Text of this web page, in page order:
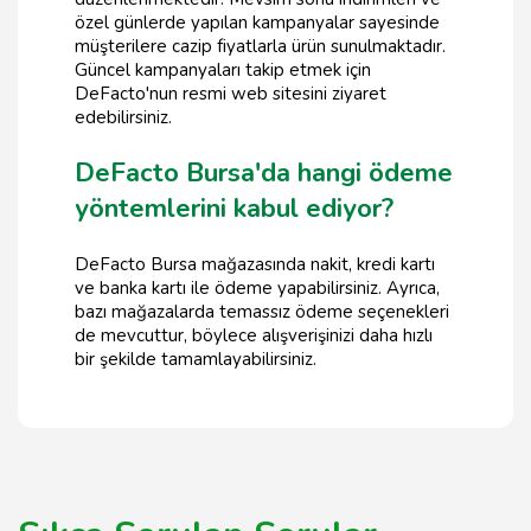
özel günlerde yapılan kampanyalar sayesinde
müşterilere cazip fiyatlarla ürün sunulmaktadır.
Güncel kampanyaları takip etmek için
DeFacto'nun resmi web sitesini ziyaret
edebilirsiniz.
DeFacto Bursa'da hangi ödeme
yöntemlerini kabul ediyor?
DeFacto Bursa mağazasında nakit, kredi kartı
ve banka kartı ile ödeme yapabilirsiniz. Ayrıca,
bazı mağazalarda temassız ödeme seçenekleri
de mevcuttur, böylece alışverişinizi daha hızlı
bir şekilde tamamlayabilirsiniz.